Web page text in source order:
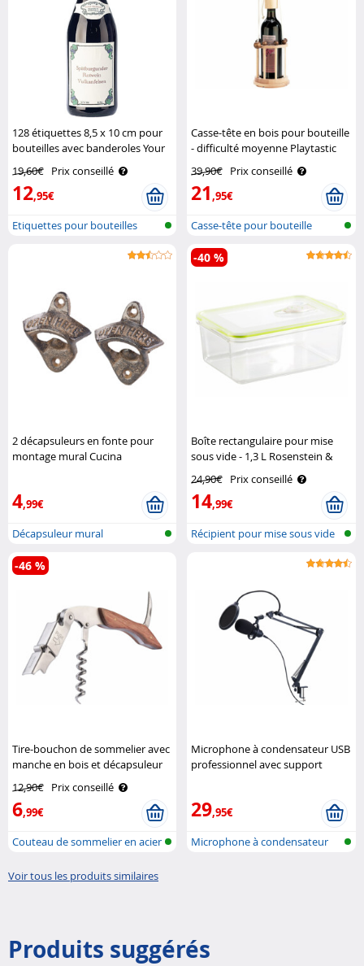
128 étiquettes 8,5 x 10 cm pour
bouteilles avec banderoles Your
19,60€ Prix conseillé
12,95€
Etiquettes pour bouteilles
Casse-tête en bois pour bouteille
- difficulté moyenne Playtastic
39,90€ Prix conseillé
21,95€
Casse-tête pour bouteille
2 décapsuleurs en fonte pour
montage mural Cucina
4,99€
Décapsuleur mural
Boîte rectangulaire pour mise
sous vide - 1,3 L Rosenstein &
24,90€ Prix conseillé
14,99€
-40 %
Récipient pour mise sous vide
Tire-bouchon de sommelier avec
manche en bois et décapsuleur
Rosenstein & Söhne
12,90€ Prix conseillé
6,99€
-46 %
Couteau de sommelier en acier
Microphone à condensateur USB
professionnel avec support
29,95€
Microphone à condensateur
Voir tous les produits similaires
Produits suggérés